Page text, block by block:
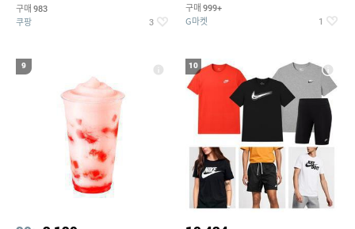
구매 983
쿠팡 3
구매 999+
G마켓 1
9 10